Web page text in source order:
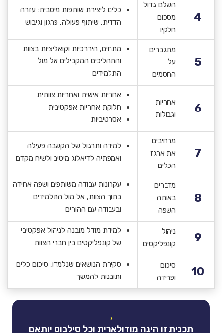
4
השלם גדול
מסכום
חלקיו
כלים ליצירת שותפות מיטבית: עזרה
הדדית, שיתוף פעולה, פרגון וגיבוש
5
מתגברים
על
החסמים
מתחים, היררכיות וקואליציות בצוות
והתהליכים המקבילים אל מול
התלמידים
6
אחריות
וגבולות
אחריות אישית ואחריות צוותית
חלוקת אחריות אפקטיבית
אסרטיביות
7
מרחיבים
את ארגז
הכלים
למידה ותרגול של הקשבה פעילה
ואמפתיה לדיאלוג מיטיב ולשיח מקדם
8
מדברים
באותה
השפה
עקרונות עבודה משותפים ושפה אחידה
בתוך הצוות, אל מול התלמידים
ובעבודה עם ההורים
9
ניהול
קונפליקטים
למידת מודל מובנה לניהול אפקטיבי
של קונפליקטים בין חברי הצוות
10
סיכום
ופרידה
סקירת הנושאים שנלמדו, סיכום כלים
ותובנות להמשך
תכנית זו הינה מודולארית וכל סילבוס יותאם